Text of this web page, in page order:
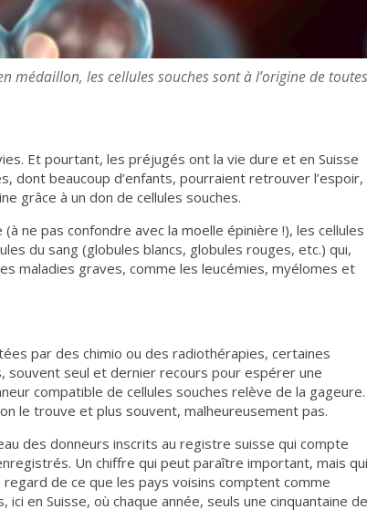
médaillon, les cellules souches sont à l’origine de
Et pourtant, les préjugés ont la vie dure et en Suisse
dont beaucoup d’enfants, pourraient retrouver l’espoir,
grâce à un don de cellules souches.
ne pas confondre avec la moelle épinière !), les cellules
du sang (globules blancs, globules rouges, etc.) qui,
maladies graves, comme les leucémies, myélomes et
par des chimio ou des radiothérapies, certaines
souvent seul et dernier recours pour espérer une
compatible de cellules souches relève de la gageure.
le trouve et plus souvent, malheureusement pas.
des donneurs inscrits au registre suisse qui compte
Un chiffre qui peut paraître important, mais qui
de ce que les pays voisins comptent comme
en Suisse, où chaque année, seuls une cinquantaine de